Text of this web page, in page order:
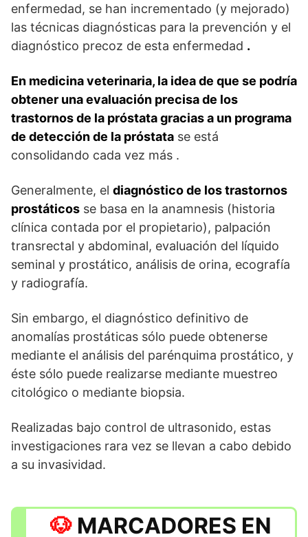
enfermedad, se han incrementado (y mejorado)
las técnicas diagnósticas para la prevención y el
diagnóstico precoz de esta enfermedad .
En medicina veterinaria, la idea de que se podría
obtener una evaluación precisa de los
trastornos de la próstata gracias a un programa
de detección de la próstata se está
consolidando cada vez más .
Generalmente, el diagnóstico de los trastornos
prostáticos se basa en la anamnesis (historia
clínica contada por el propietario), palpación
transrectal y abdominal, evaluación del líquido
seminal y prostático, análisis de orina, ecografía
y radiografía.
Sin embargo, el diagnóstico definitivo de
anomalías prostáticas sólo puede obtenerse
mediante el análisis del parénquima prostático, y
éste sólo puede realizarse mediante muestreo
citológico o mediante biopsia.
Realizadas bajo control de ultrasonido, estas
investigaciones rara vez se llevan a cabo debido
a su invasividad.
MARCADORES EN